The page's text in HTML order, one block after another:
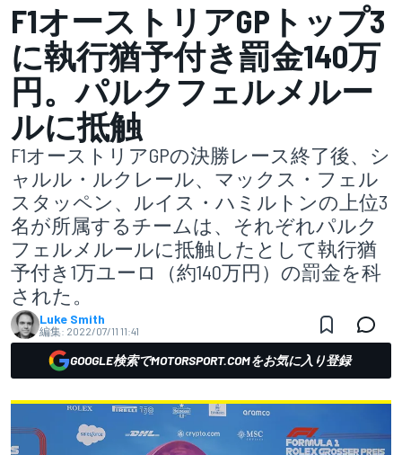
F1オーストリアGPトップ3
に執行猶予付き罰金140万
円。パルクフェルメルー
ルに抵触
F1オーストリアGPの決勝レース終了後、シ
ャルル・ルクレール、マックス・フェル
スタッペン、ルイス・ハミルトンの上位3
名が所属するチームは、それぞれパルク
フェルメルールに抵触したとして執行猶
予付き1万ユーロ（約140万円）の罰金を科
された。
Luke Smith
編集: 2022/07/11 11:41
GOOGLE検索でMOTORSPORT.COMをお気に入り登録